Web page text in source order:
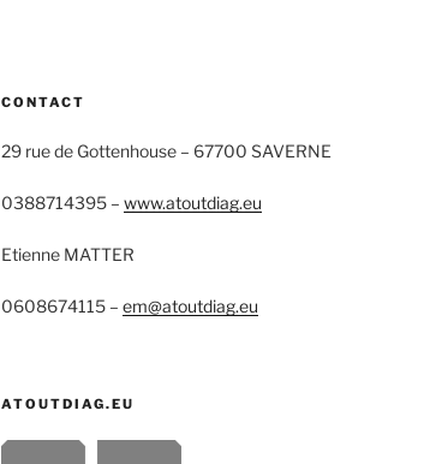
CONTACT
29 rue de Gottenhouse – 67700 SAVERNE
0388714395 – www.atoutdiag.eu
Etienne MATTER
0608674115 – em@atoutdiag.eu
ATOUTDIAG.EU